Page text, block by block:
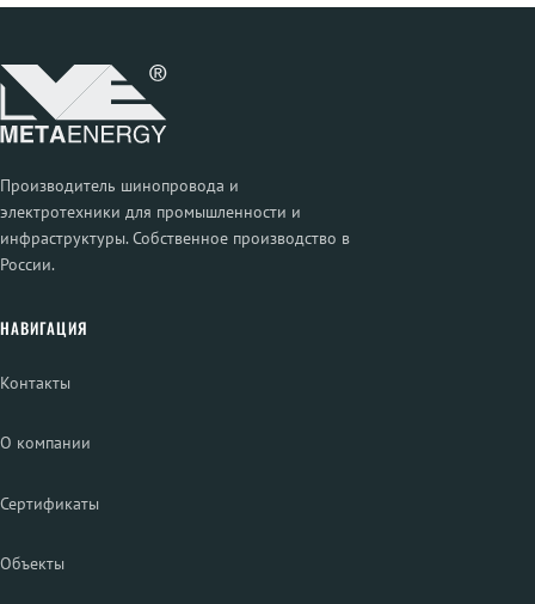
Производитель шинопровода и
электротехники для промышленности и
инфраструктуры. Собственное производство в
России.
НАВИГАЦИЯ
Контакты
О компании
Сертификаты
Объекты